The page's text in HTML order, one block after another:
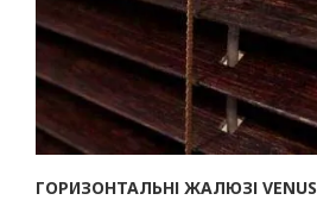
ГОРИЗОНТАЛЬНІ ЖАЛЮЗІ VENUS